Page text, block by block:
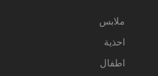
ملابس
احذية
اطفال